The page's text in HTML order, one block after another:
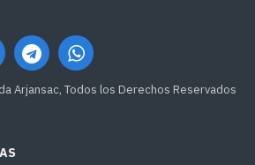
Arjansac, Todos los Derechos Reservados